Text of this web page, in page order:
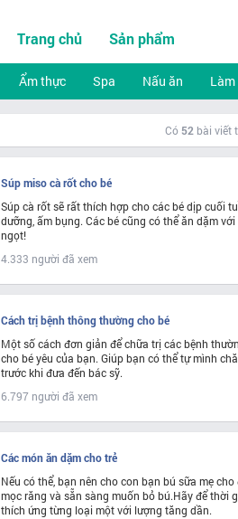
Trang chủ Sản phẩm
Ẩm thực Spa Nấu ăn Làm
Có 52 bài viết
Súp miso cà rốt cho bé
Súp cà rốt sẽ rất thích hợp cho các bé dịp cuối
dưỡng, ấm bụng. Các bé cũng có thể ăn dặm
ngọt!
4.333 người đã xem
Cách trị bệnh thông thường cho bé
Một số cách đơn giản để chữa trị các bệnh
cho bé yêu của bạn. Giúp bạn có thể tự mình
trước khi đưa đến bác sỹ.
6.797 người đã xem
Các món ăn dặm cho trẻ
Nếu có thể, bạn nên cho con bạn bú sữa mẹ cho
mọc răng và sẵn sàng muốn bỏ bú.Hãy để thời
thích ứng từng loại một với lượng tăng dần.